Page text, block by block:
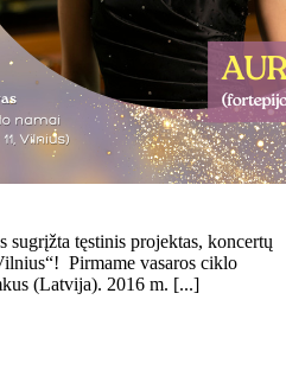
tęstinis projektas, koncertų
Pirmame vasaros ciklo
(Latvija). 2016 m. [...]